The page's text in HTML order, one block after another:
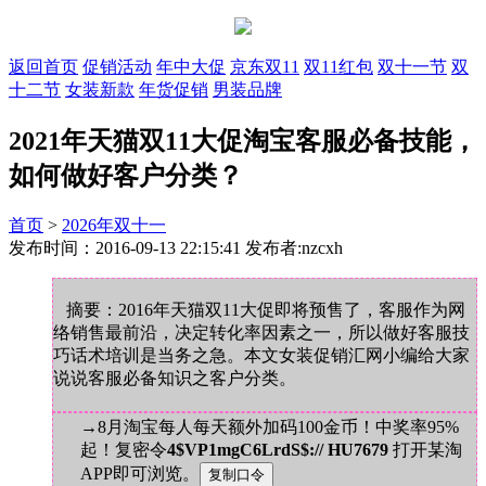
返回首页 促销活动 年中大促 京东双11 双11红包 双十一节 双
十二节 女装新款 年货促销 男装品牌
2021年天猫双11大促淘宝客服必备技能，
如何做好客户分类？
首页 > 2026年双十一
发布时间：2016-09-13 22:15:41 发布者:nzcxh
摘要：2016年天猫双11大促即将预售了，客服作为网
络销售最前沿，决定转化率因素之一，所以做好客服技
巧话术培训是当务之急。本文女装促销汇网小编给大家
说说客服必备知识之客户分类。
→8月淘宝每人每天额外加码100金币！中奖率95%
起！复密令4$VP1mgC6LrdS$:// HU7679 打开某淘
APP即可浏览。